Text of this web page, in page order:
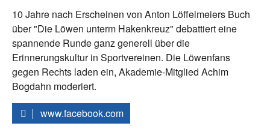
10 Jahre nach Erscheinen von Anton Löffelmeiers Buch
über "Die Löwen unterm Hakenkreuz" debattiert eine
spannende Runde ganz generell über die
Erinnerungskultur in Sportvereinen. Die Löwenfans
gegen Rechts laden ein, Akademie-Mitglied Achim
Bogdahn moderiert.
www.facebook.com